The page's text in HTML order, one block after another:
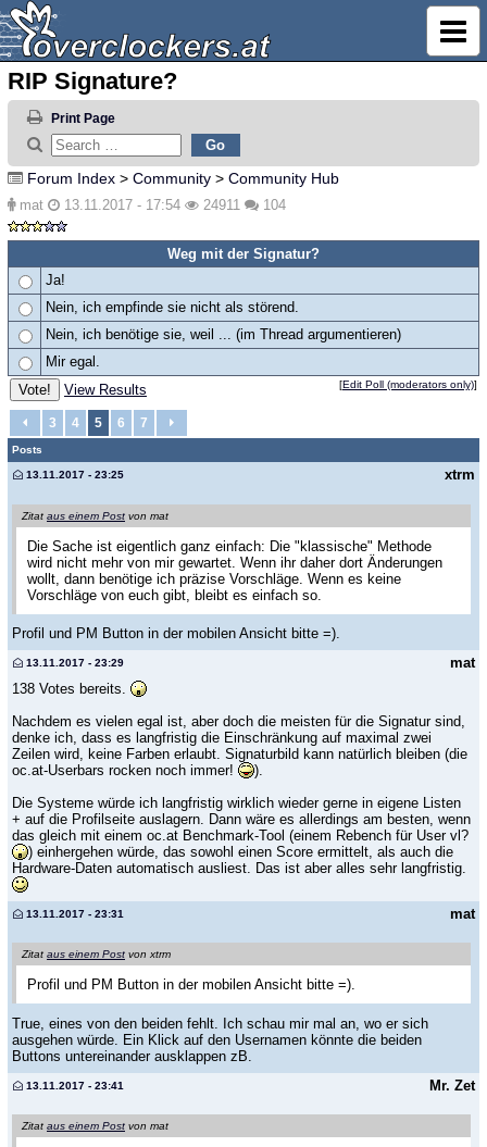
RIP Signature?
Print Page
Forum Index > Community > Community Hub
mat 13.11.2017 - 17:54 24911 104
Weg mit der Signatur?
Ja!
Nein, ich empfinde sie nicht als störend.
Nein, ich benötige sie, weil ... (im Thread argumentieren)
Mir egal.
View Results
[Edit Poll (moderators only)]
3 4 5 6 7
Posts
xtrm
13.11.2017 - 23:25
Zitat aus einem Post von mat
Die Sache ist eigentlich ganz einfach: Die "klassische" Methode
wird nicht mehr von mir gewartet. Wenn ihr daher dort Änderungen
wollt, dann benötige ich präzise Vorschläge. Wenn es keine
Vorschläge von euch gibt, bleibt es einfach so.
Profil und PM Button in der mobilen Ansicht bitte =).
mat
13.11.2017 - 23:29
138 Votes bereits.
Nachdem es vielen egal ist, aber doch die meisten für die Signatur sind,
denke ich, dass es langfristig die Einschränkung auf maximal zwei
Zeilen wird, keine Farben erlaubt. Signaturbild kann natürlich bleiben (die
oc.at-Userbars rocken noch immer!
).
Die Systeme würde ich langfristig wirklich wieder gerne in eigene Listen
+ auf die Profilseite auslagern. Dann wäre es allerdings am besten, wenn
das gleich mit einem oc.at Benchmark-Tool (einem Rebench für User vl?
) einhergehen würde, das sowohl einen Score ermittelt, als auch die
Hardware-Daten automatisch ausliest. Das ist aber alles sehr langfristig.
mat
13.11.2017 - 23:31
Zitat aus einem Post von xtrm
Profil und PM Button in der mobilen Ansicht bitte =).
True, eines von den beiden fehlt. Ich schau mir mal an, wo er sich
ausgehen würde. Ein Klick auf den Usernamen könnte die beiden
Buttons untereinander ausklappen zB.
Mr. Zet
13.11.2017 - 23:41
Zitat aus einem Post von mat